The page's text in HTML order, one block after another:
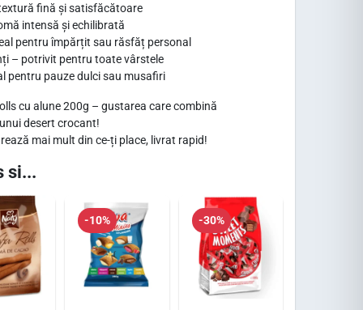
fină și satisfăcătoare
intensă și echilibrată
pentru împărțit sau răsfăț personal
– potrivit pentru toate vârstele
pentru pauze dulci sau musafiri
cu alune 200g – gustarea care combină
desert crocant!
mai mult din ce-ți place, livrat rapid!
si...
-10% -30%